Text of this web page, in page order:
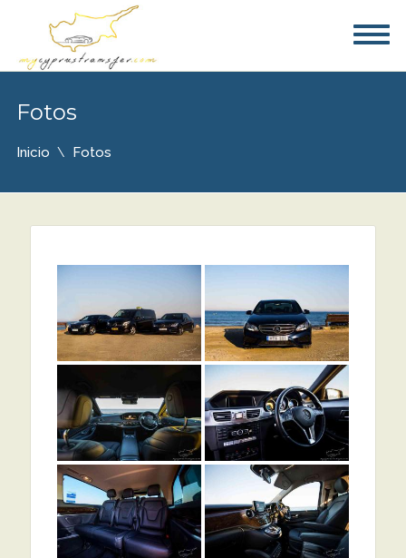
Fotos
Inicio Fotos